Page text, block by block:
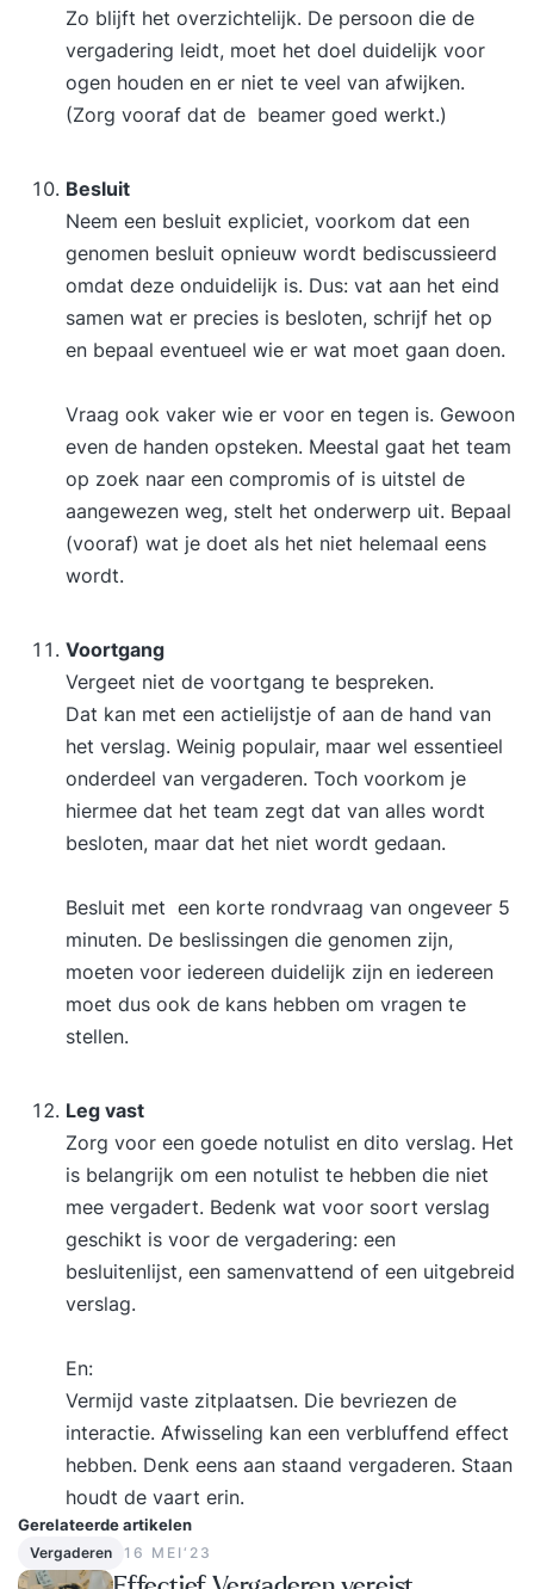
Zo blijft het overzichtelijk. De persoon die de
vergadering leidt, moet het doel duidelijk voor
ogen houden en er niet te veel van afwijken.
(Zorg vooraf dat de beamer goed werkt.)
Besluit
Neem een besluit expliciet, voorkom dat een
genomen besluit opnieuw wordt bediscussieerd
omdat deze onduidelijk is. Dus: vat aan het eind
samen wat er precies is besloten, schrijf het op
en bepaal eventueel wie er wat moet gaan doen.
Vraag ook vaker wie er voor en tegen is. Gewoon
even de handen opsteken. Meestal gaat het team
op zoek naar een compromis of is uitstel de
aangewezen weg, stelt het onderwerp uit. Bepaal
(vooraf) wat je doet als het niet helemaal eens
wordt.
Voortgang
Vergeet niet de voortgang te bespreken.
Dat kan met een actielijstje of aan de hand van
het verslag. Weinig populair, maar wel essentieel
onderdeel van vergaderen. Toch voorkom je
hiermee dat het team zegt dat van alles wordt
besloten, maar dat het niet wordt gedaan.
Besluit met een korte rondvraag van ongeveer 5
minuten. De beslissingen die genomen zijn,
moeten voor iedereen duidelijk zijn en iedereen
moet dus ook de kans hebben om vragen te
stellen.
Leg vast
Zorg voor een goede notulist en dito verslag. Het
is belangrijk om een notulist te hebben die niet
mee vergadert. Bedenk wat voor soort verslag
geschikt is voor de vergadering: een
besluitenlijst, een samenvattend of een uitgebreid
verslag.
En:
Vermijd vaste zitplaatsen. Die bevriezen de
interactie. Afwisseling kan een verbluffend effect
hebben. Denk eens aan staand vergaderen. Staan
houdt de vaart erin.
Gerelateerde artikelen
Vergaderen 16 MEI‘23